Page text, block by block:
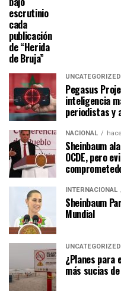
escrutinio
cada
publicación
de “Herida
de Bruja”
UNCATEGORIZED
Pegasus
inteligencia
periodistas y
NACIONAL
Sheinbaum
OCDE, pero
INTERNACIONAL
Sheinbaum
Mundial
UNCATEGORIZED
¿Planes para
más sucias